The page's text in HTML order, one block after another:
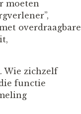
moeten
overdraagbare
Wie zichzelf
functie